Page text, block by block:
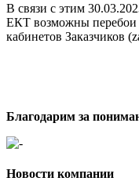
В связи с этим
ЕКТ возможны
кабинетов Заказчиков
Благодарим за
Новости компании